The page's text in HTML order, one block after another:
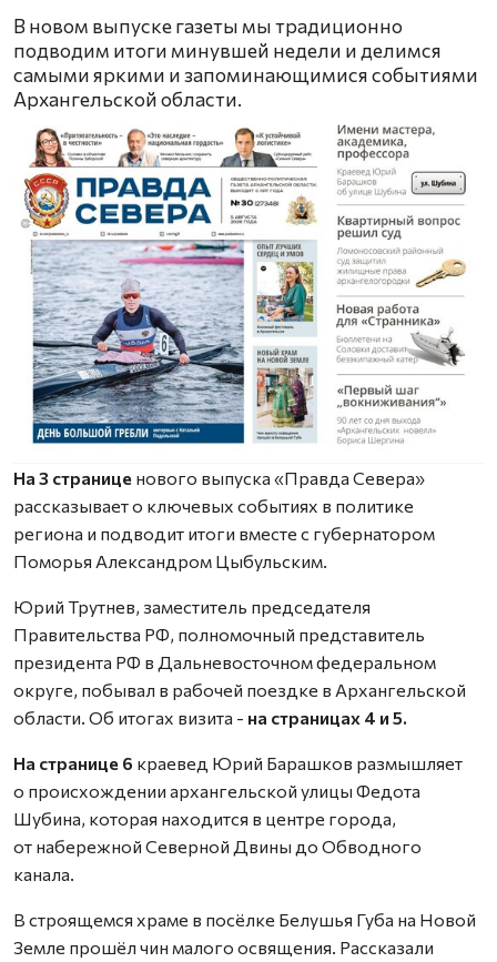
В новом выпуске газеты мы традиционно
подводим итоги минувшей недели и делимся
самыми яркими и запоминающимися событиями
Архангельской области.
На 3 странице нового выпуска «Правда Севера»
рассказывает о ключевых событиях в политике
региона и подводит итоги вместе с губернатором
Поморья Александром Цыбульским.
Юрий Трутнев, заместитель председателя
Правительства РФ, полномочный представитель
президента РФ в Дальневосточном федеральном
округе, побывал в рабочей поездке в Архангельской
области. Об итогах визита - на страницах 4 и 5.
На странице 6 краевед Юрий Барашков размышляет
о происхождении архангельской улицы Федота
Шубина, которая находится в центре города,
от набережной Северной Двины до Обводного
канала.
В строящемся храме в посёлке Белушья Губа на Новой
Земле прошёл чин малого освящения. Рассказали